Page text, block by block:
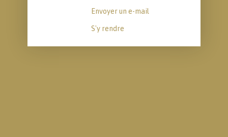
Envoyer un e-mail
S'y rendre